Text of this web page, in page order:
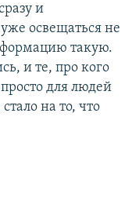
и
освещаться не
такую.
и те, про кого
для людей
на то, что